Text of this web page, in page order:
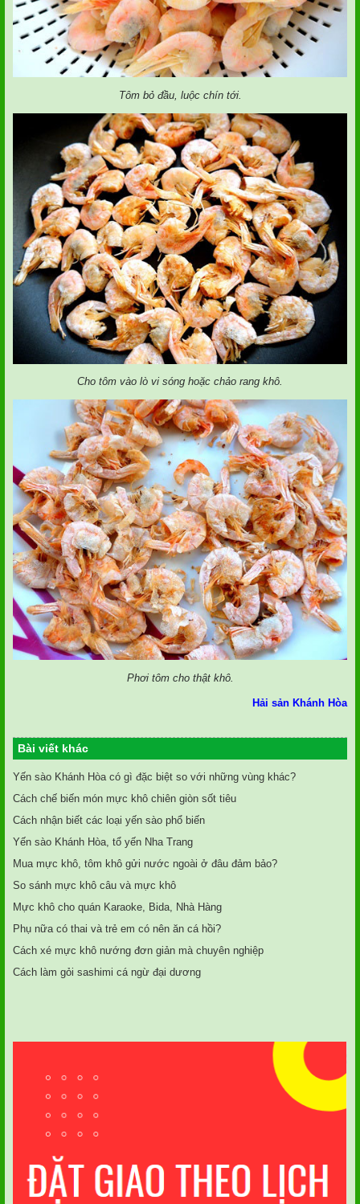
Tôm bỏ đầu, luộc chín tới.
Cho tôm vào lò vi sóng hoặc chảo rang khô.
Phơi tôm cho thật khô.
Hải sản Khánh Hòa
Bài viết khác
Yến sào Khánh Hòa có gì đặc biệt so với những vùng khác?
Cách chế biến món mực khô chiên giòn sốt tiêu
Cách nhận biết các loại yến sào phổ biến
Yến sào Khánh Hòa, tổ yến Nha Trang
Mua mực khô, tôm khô gửi nước ngoài ở đâu đảm bảo?
So sánh mực khô câu và mực khô
Mực khô cho quán Karaoke, Bida, Nhà Hàng
Phụ nữa có thai và trẻ em có nên ăn cá hồi?
Cách xé mực khô nướng đơn giản mà chuyên nghiệp
Cách làm gỏi sashimi cá ngừ đại dương